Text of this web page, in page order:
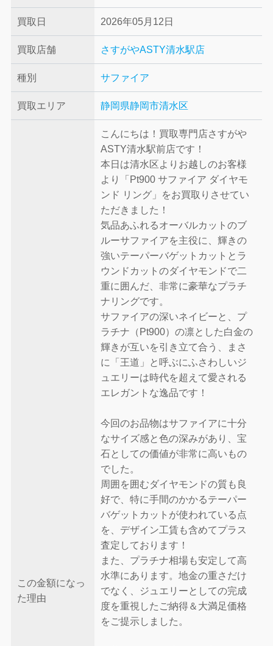
買取日 2026年05月12日
買取店舗 さすがやASTY清水駅店
種別 サファイア
買取エリア 静岡県静岡市清水区
この金額になっ
た理由
こんにちは！買取専門店さすがや
ASTY清水駅前店です！
本日は清水区よりお越しのお客様
より「Pt900 サファイア ダイヤモ
ンド リング」をお買取りさせてい
ただきました！
気品あふれるオーバルカットのブ
ルーサファイアを主役に、輝きの
強いテーパーバゲットカットとラ
ウンドカットのダイヤモンドで二
重に囲んだ、非常に豪華なプラチ
ナリングです。
サファイアの深いネイビーと、プ
ラチナ（Pt900）の凛とした白金の
輝きが互いを引き立て合う、まさ
に「王道」と呼ぶにふさわしいジ
ュエリーは時代を超えて愛される
エレガントな逸品です！
今回のお品物はサファイアに十分
なサイズ感と色の深みがあり、宝
石としての価値が非常に高いもの
でした。
周囲を囲むダイヤモンドの質も良
好で、特に手間のかかるテーパー
バゲットカットが使われている点
を、デザイン工賃も含めてプラス
査定しております！
また、プラチナ相場も安定して高
水準にあります。地金の重さだけ
でなく、ジュエリーとしての完成
度を重視したご納得＆大満足価格
をご提示しました。